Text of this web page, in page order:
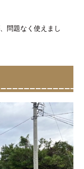
問題なく使えまし